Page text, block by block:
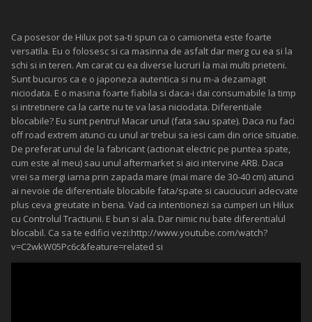
Ca posesor de Hilux pot sa-ti spun ca o camioneta este foarte
versatila. Eu o folosesc si ca masinna de asfalt dar merg cu ea si la
schi si in teren. Am carat cu ea diverse lucruri la mai multi prieteni.
Sunt bucuros ca e o japoneza autentica si nu m-a dezamagit
niciodata. E o masina foarte fiabila si daca-i dai consumabile la timp
si intretinere ca la carte nu te va lasa niciodata. Diferentiale
blocabile? Eu sunt pentru! Macar unul (fata sau spate). Daca nu faci
off road extrem atunci cu unul ar trebui sa iesi cam din orice situatie.
De preferat unul de la fabricant (actionat electric pe puntea spate,
cum este al meu) sau unul aftermarket si aici intervine ARB. Daca
vrei sa mergi iarna prin zapada mare (mai mare de 30-40 cm) atunci
ai nevoie de diferentiale blocabile fata/spate si cauciucuri adecvate
plus ceva greutate in bena. Vad ca intentionezi sa cumperi un Hilux
cu Controlul Tractiunii. E bun si ala. Dar nimic nu bate diferentialul
blocabil. Ca sa te edifici vezi:http://www.youtube.com/watch?
v=C2wkW05Pc6c&feature=related si